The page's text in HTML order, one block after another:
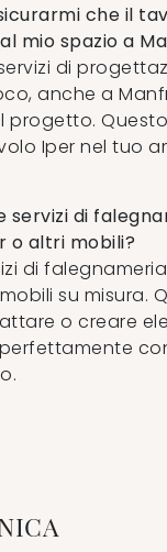
che il
mio spazio a
di
anche a
progetto.
Iper nel tuo
servizi di
o altri mobili?
di
su misura.
o creare